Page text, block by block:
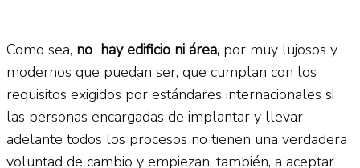
Como sea, no hay edificio ni área, por muy lujosos y
modernos que puedan ser, que cumplan con los
requisitos exigidos por estándares internacionales si
las personas encargadas de implantar y llevar
adelante todos los procesos no tienen una verdadera
voluntad de cambio y empiezan, también, a aceptar